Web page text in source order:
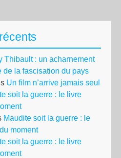
Thibault : un acharnement
de la fascisation du pays
Un film n’arrive jamais seul
soit la guerre : le livre
Maudite soit la guerre : le
moment
soit la guerre : le livre